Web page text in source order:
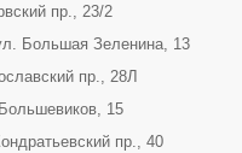
пр., 23/2
Большая Зеленина, 13
пр., 28Л
15
пр., 40